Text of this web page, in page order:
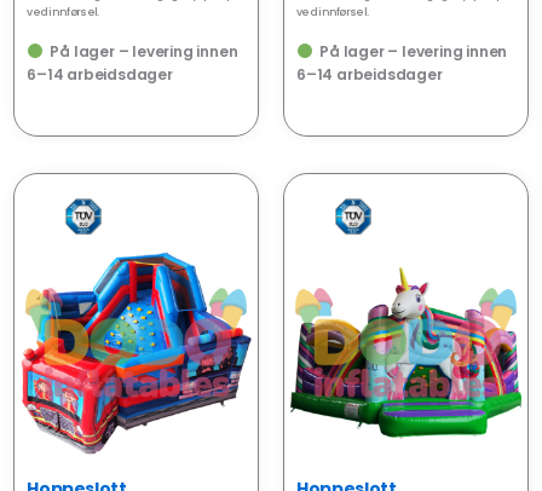
ved innførsel.
På lager – levering innen
6–14 arbeidsdager
ved innførsel.
På lager – levering innen
6–14 arbeidsdager